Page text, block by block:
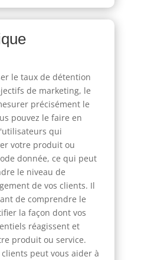
le taux de détention
de marketing, le
précisément le
pouvez le faire en
qui
votre produit ou
donnée, ce qui peut
le niveau de
de vos clients. Il
de comprendre le
la façon dont vos
réagissent et
produit ou service.
peut vous aider à